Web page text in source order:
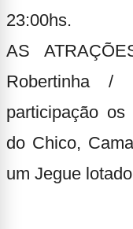
23:00hs.
AS
Robertinha
participação
do Chico,
um Jegue